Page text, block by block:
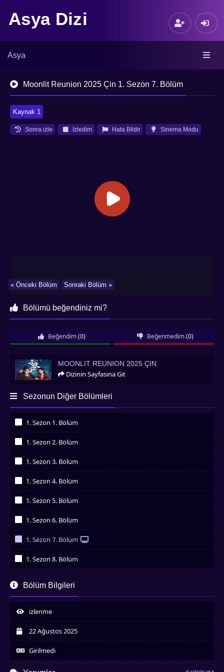
Asya Dizi
Asya
Moonlit Reunion 2025 Çin 1. Sezon 7. Bölüm
Kaynak 1
Sonra izle İzledim Hata Bildir Sinema Modu
Sonraki Bölüm »
« Önceki Bölüm
Bölümü beğendiniz mi?
Beğendim (0) Beğenmedim (0)
Moonlit Reunion 2025 Çin
MOONLIT REUNION 2025 ÇIN
Dizinin Sayfasına Git
Sezonun Diğer Bölümleri
1. Sezon 1. Bölüm
1. Sezon 2. Bölüm
1. Sezon 3. Bölüm
1. Sezon 4. Bölüm
1. Sezon 5. Bölüm
1. Sezon 6. Bölüm
1. Sezon 7. Bölüm
1. Sezon 8. Bölüm
İzledim
Bölüm Bilgileri
izlenme
22 Ağustos 2025
Girilmedi